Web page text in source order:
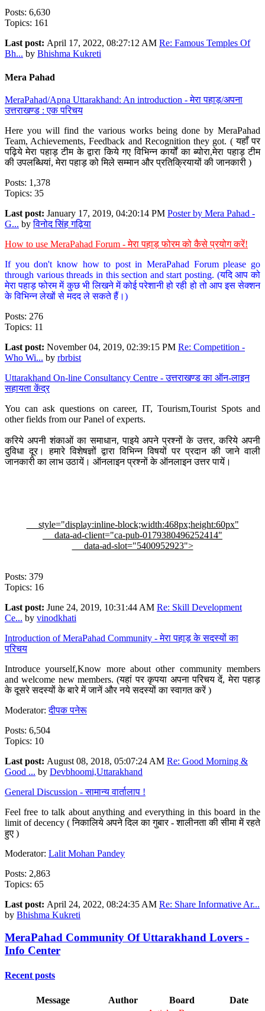
Posts: 6,630
Topics: 161
Last post: April 17, 2022, 08:27:12 AM Re: Famous Temples Of
Bh... by Bhishma Kukreti
Mera Pahad
MeraPahad/Apna Uttarakhand: An introduction - मेरा पहाड़/अपना
उत्तराखण्ड : एक परिचय
Here you will find the various works being done by MeraPahad
Team, Achievements, Feedback and Recognition they got. ( यहाँ पर
पढ़िये मेरा पहाड़ टीम के द्वारा किये गए विभिन्न कार्यों का ब्योरा,मेरा पहाड़ टीम
की उपलब्धियां, मेरा पहाड़ को मिले सम्मान और प्रतिक्रियायों की जानकारी )
Posts: 1,378
Topics: 35
Last post: January 17, 2019, 04:20:14 PM Poster by Mera Pahad -
G... byविनोद सिंह गढ़िया
How to use MeraPahad Forum - मेरा पहाड़ फोरम को कैसे प्रयोग करें!
If you don't know how to post in MeraPahad Forum please go
through various threads in this section and start posting. (यदि आप को
मेरा पहाड़ फोरम में कुछ भी लिखने में कोई परेशानी हो रही हो तो आप इस सेक्शन
के विभिन्न लेखों से मदद ले सकते हैं।)
Posts: 276
Topics: 11
Last post: November 04, 2019, 02:39:15 PM Re: Competition -
Who Wi... by rbrbist
Uttarakhand On-line Consultancy Centre - उत्तराखण्ड का ऑन-लाइन
सहायता केंद्र
You can ask questions on career, IT, Tourism,Tourist Spots and
other fields from our Panel of experts.
करिये अपनी शंकाओं का समाधान, पाइये अपने प्रश्नों के उत्तर, करिये अपनी
दुविधा दूर। हमारे विशेषज्ञों द्वारा विभिन्न विषयों पर प्रदान की जाने वाली
जानकारी का लाभ उठायें। ऑनलाइन प्रश्नों के ऑनलाइन उत्तर पायें।
style="display:inline-block;width:468px;height:60px"
data-ad-client="ca-pub-0179380496252414"
data-ad-slot="5400952923">
Posts: 379
Topics: 16
Last post: June 24, 2019, 10:31:44 AM Re: Skill Development
Ce... by vinodkhati
Introduction of MeraPahad Community - मेरा पहाड़ के सदस्यों का
परिचय
Introduce yourself,Know more about other community members
and welcome new members. (यहां पर कृपया अपना परिचय दें, मेरा पहाड़
के दूसरे सदस्यों के बारे में जानें और नये सदस्यों का स्वागत करें )
Moderator:दीपक पनेरू
Posts: 6,504
Topics: 10
Last post: August 08, 2018, 05:07:24 AM Re: Good Morning &
Good ... by Devbhoomi,Uttarakhand
General Discussion - सामान्य वार्तालाप !
Feel free to talk about anything and everything in this board in the
limit of decency ( निकालिये अपने दिल का गुबार - शालीनता की सीमा में रहते
हुए )
Moderator: Lalit Mohan Pandey
Posts: 2,863
Topics: 65
Last post: April 24, 2022, 08:24:35 AM Re: Share Informative Ar...
by Bhishma Kukreti
MeraPahad Community Of Uttarakhand Lovers -
Info Center
Recent posts
Message Author Board Date